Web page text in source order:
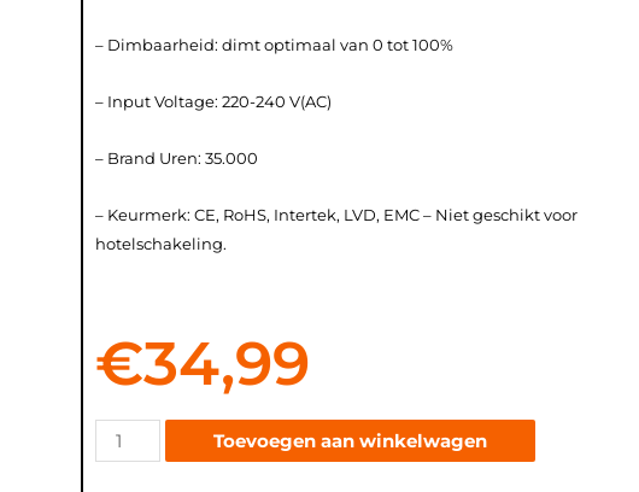
– Dimbaarheid: dimt optimaal van 0 tot 100%
– Input Voltage: 220-240 V(AC)
– Brand Uren: 35.000
– Keurmerk: CE, RoHS, Intertek, LVD, EMC – Niet geschikt voor
hotelschakeling.
€34,99
Toevoegen aan winkelwagen